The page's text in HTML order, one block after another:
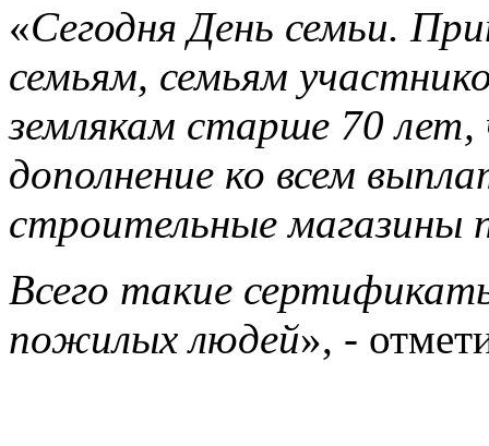
«Сегодня День семьи.
семьям, семьям
землякам старше 70
дополнение ко всем
строительные магазины
Всего такие
пожилых людей», -